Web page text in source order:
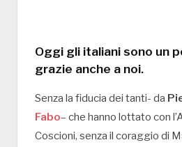
Oggi gli italiani sono un
grazie anche a noi.
Senza la fiducia dei tanti- da
Fabo– che hanno lottato con
Coscioni, senza il coraggio di